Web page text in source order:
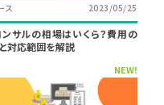
ス 2023/05/25
ンサルの相場はいくら？費用の
対応範囲を解説
NEW!